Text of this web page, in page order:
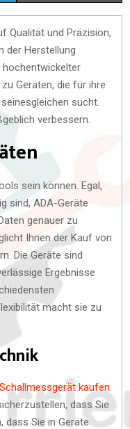
H
A
R
E
Qualität und Präzision,
der Herstellung
hochentwickelter
Geräten, die für ihre
sucht.
verbessern.
sein können. Egal,
sind, ADA-Geräte
genauer zu
Ihnen der Kauf von
Die Geräte sind
Ergebnisse
macht sie zu
Schallmessgerät kaufen
dass Sie
dass Sie in Geräte